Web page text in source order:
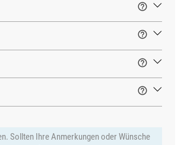



